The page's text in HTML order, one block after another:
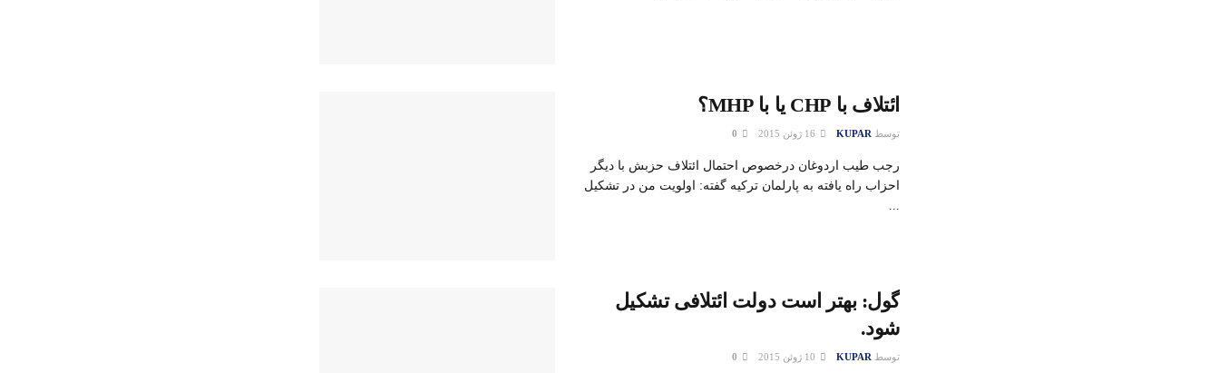
ائتلاف با CHP یا با MHP؟
توسط KUPAR
رجب طیب اردوغان درخصوص احتمال ائتلاف حزبش با دیگر
احزاب راه یافته به پارلمان ترکیه گفته: اولویت من در تشکیل
گول: بهتر است دولت ائتلافی تشکیل
شود.
توسط KUPAR